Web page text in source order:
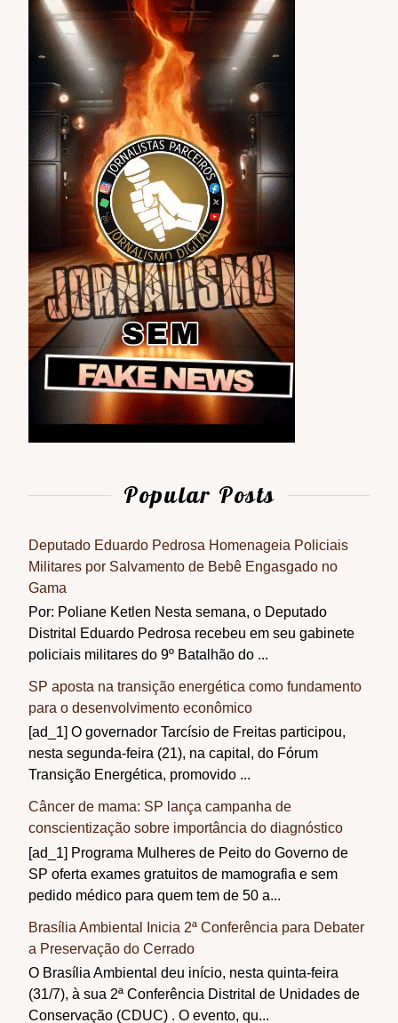
Popular Posts
Deputado Eduardo Pedrosa Homenageia Policiais
Militares por Salvamento de Bebê Engasgado no
Gama
Por: Poliane Ketlen Nesta semana, o Deputado
Distrital Eduardo Pedrosa recebeu em seu gabinete
policiais militares do 9º Batalhão do ...
SP aposta na transição energética como fundamento
para o desenvolvimento econômico
[ad_1] O governador Tarcísio de Freitas participou,
nesta segunda-feira (21), na capital, do Fórum
Transição Energética, promovido ...
Câncer de mama: SP lança campanha de
conscientização sobre importância do diagnóstico
[ad_1] Programa Mulheres de Peito do Governo de
SP oferta exames gratuitos de mamografia e sem
pedido médico para quem tem de 50 a...
Brasília Ambiental Inicia 2ª Conferência para Debater
a Preservação do Cerrado
O Brasília Ambiental deu início, nesta quinta-feira
(31/7), à sua 2ª Conferência Distrital de Unidades de
Conservação (CDUC) . O evento, qu...